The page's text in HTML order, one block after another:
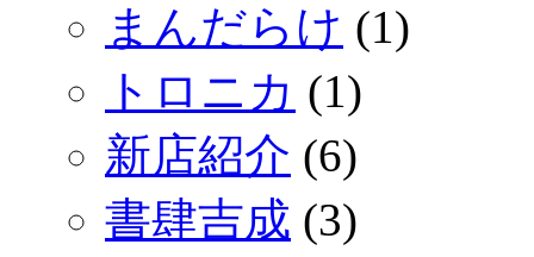
まんだらけ (1)
トロニカ (1)
新店紹介 (6)
書肆吉成 (3)